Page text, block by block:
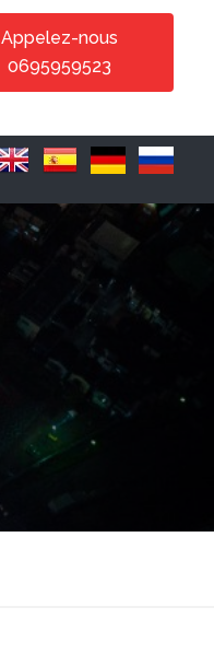
Appelez-nous
0695959523